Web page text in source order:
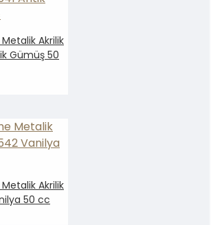
Akrilik
Gümüş 50
Akrilik
50 cc